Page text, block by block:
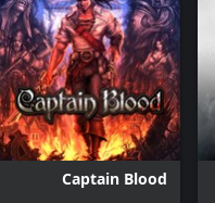
Captain Blood